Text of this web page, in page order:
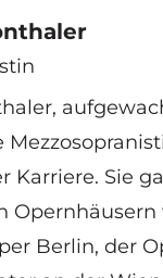
Karriere. Sie
Opernhäusern
Berlin, der